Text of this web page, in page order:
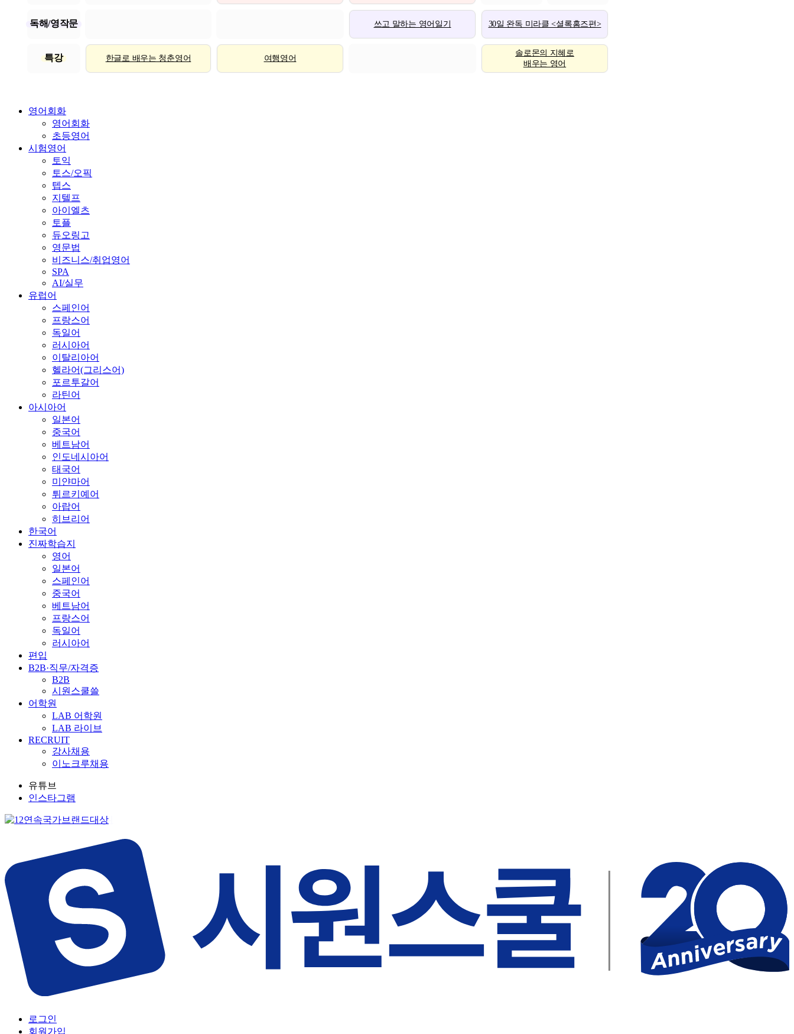
독해/영작문 쓰고 말하는 영어일기 30일 완독 미라클 <셜록홈즈편>
특강 한글로 배우는 청춘영어 여행영어
솔로몬의 지혜로
배우는 영어
영어회화
영어회화
초등영어
시험영어
토익
토스/오픽
텝스
지텔프
아이엘츠
토플
듀오링고
영문법
비즈니스/취업영어
SPA
AI/실무
유럽어
스페인어
프랑스어
독일어
러시아어
이탈리아어
헬라어(그리스어)
포르투갈어
라틴어
아시아어
일본어
중국어
베트남어
인도네시아어
태국어
미얀마어
튀르키예어
아랍어
히브리어
한국어
진짜학습지
영어
일본어
스페인어
중국어
베트남어
프랑스어
독일어
러시아어
편입
B2B·직무/자격증
B2B
시원스쿨쓸
어학원
LAB 어학원
LAB 라이브
RECRUIT
강사채용
이노크루채용
유튜브
인스타그램
로그인
회원가입